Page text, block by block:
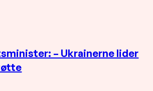
– Ukrainerne lider